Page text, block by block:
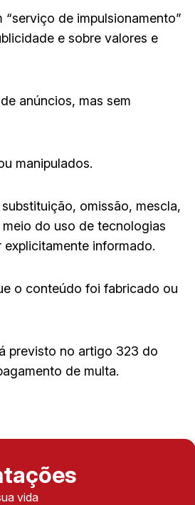
de impulsionamento”
e sobre valores e
anúncios, mas sem
manipulados.
omissão, mescla,
do uso de tecnologias
informado.
o conteúdo foi fabricado ou
previsto no artigo 323 do
de multa.
vida